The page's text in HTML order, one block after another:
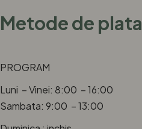
Metode de plata
PROGRAM
Luni – Vinei: 8:00 – 16:00
Sambata: 9:00 – 13:00